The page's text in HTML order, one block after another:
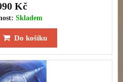
Kč
Skladem
Do košíku